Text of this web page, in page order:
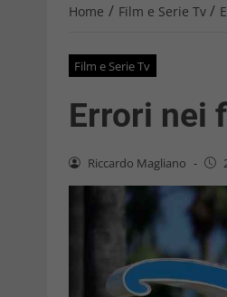
Home / Film e Serie Tv /
Film e Serie Tv
Errori nei
Riccardo Magliano -